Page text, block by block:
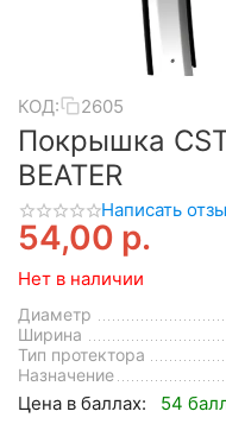
КОД: 2605
Покрышка
BEATER
Написать
54,00 р.
Нет в наличии
Диаметр
Ширина
Тип протектора
Назначение
Цена в баллах:
54